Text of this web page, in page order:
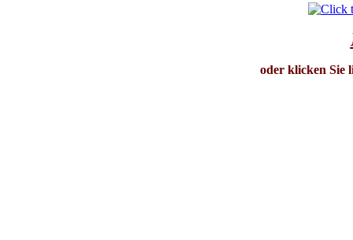
oder klicken Sie